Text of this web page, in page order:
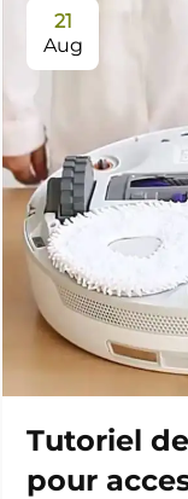
21
Aug
Tutoriel
pour